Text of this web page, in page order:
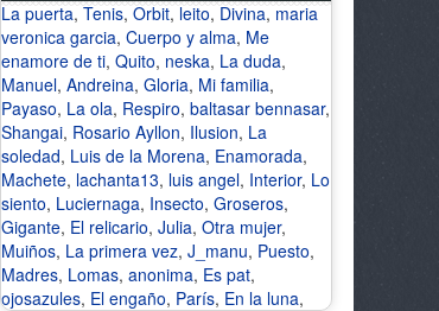
La puerta, Tenis, Orbit, leito, Divina, maria
veronica garcia, Cuerpo y alma, Me
enamore de ti, Quito, neska, La duda,
Manuel, Andreina, Gloria, Mi familia,
Payaso, La ola, Respiro, baltasar bennasar,
Shangai, Rosario Ayllon, Ilusion, La
soledad, Luis de la Morena, Enamorada,
Machete, lachanta13, luis angel, Interior, Lo
siento, Luciernaga, Insecto, Groseros,
Gigante, El relicario, Julia, Otra mujer,
Muiños, La primera vez, J_manu, Puesto,
Madres, Lomas, anonima, Es pat,
ojosazules, El engaño, París, En la luna,